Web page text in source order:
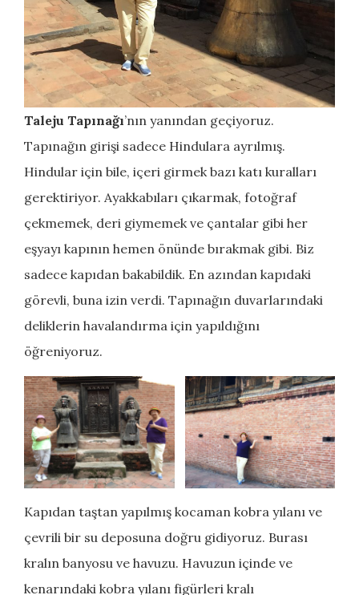
Taleju Tapınağı’nın yanından geçiyoruz.
Tapınağın girişi sadece Hindulara ayrılmış.
Hindular için bile, içeri girmek bazı katı kuralları
gerektiriyor. Ayakkabıları çıkarmak, fotoğraf
çekmemek, deri giymemek ve çantalar gibi her
eşyayı kapının hemen önünde bırakmak gibi. Biz
sadece kapıdan bakabildik. En azından kapıdaki
görevli, buna izin verdi. Tapınağın duvarlarındaki
deliklerin havalandırma için yapıldığını
öğreniyoruz.
Kapıdan taştan yapılmış kocaman kobra yılanı ve
çevrili bir su deposuna doğru gidiyoruz. Burası
kralın banyosu ve havuzu. Havuzun içinde ve
kenarındaki kobra yılanı figürleri kralı